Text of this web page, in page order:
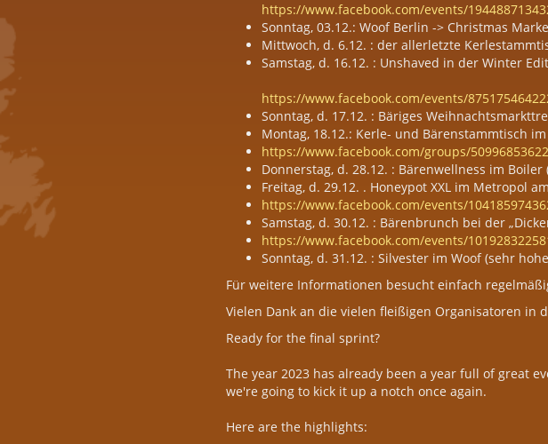
https://www.facebook.com/events/
Sonntag, 03.12.: Woof Berlin -> Christmas
Mittwoch, d. 6.12. : der allerletzte
Samstag, d. 16.12. : Unshaved in der Winter
https://www.facebook.com/events/
Sonntag, d. 17.12. : Bäriges
Montag, 18.12.: Kerle- und Bärenstammtisch
https://www.facebook.com/groups/
Donnerstag, d. 28.12. : Bärenwellness im
Freitag, d. 29.12. . Honeypot XXL im Metropol
https://www.facebook.com/events/
Samstag, d. 30.12. : Bärenbrunch bei der
https://www.facebook.com/events/
Sonntag, d. 31.12. : Silvester im Woof (sehr
Für weitere Informationen besucht einfach
Vielen Dank an die vielen fleißigen Organisatoren in
Ready for the final sprint?
The year 2023 has already been a year full of great
we're going to kick it up a notch once again.
Here are the highlights: